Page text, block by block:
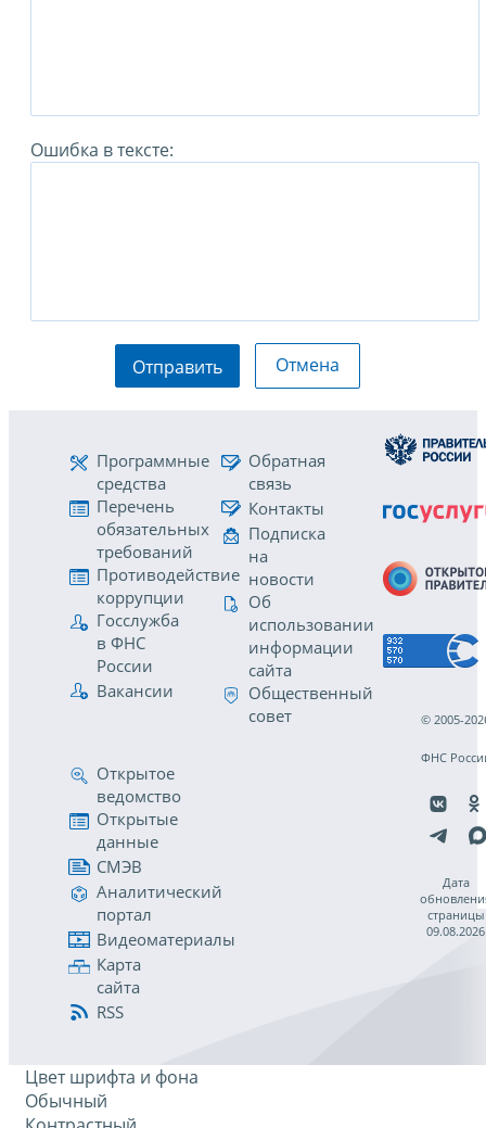
Ошибка в тексте:
Отправить Отмена
Программные
средства
Перечень
обязательных
требований
Противодействие
коррупции
Госслужба
в ФНС
России
Вакансии
Обратная
связь
Контакты
Подписка
на
новости
Об
использовании
информации
сайта
Общественный
совет
Открытое
ведомство
Открытые
данные
СМЭВ
Аналитический
портал
Видеоматериалы
Карта
сайта
RSS
© 2005-
ФНС
Дата
страницы
09.08.2026
Цвет шрифта и фона
Обычный